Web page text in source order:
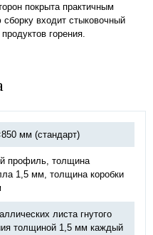
покрыта практичным
входит стыковочный
горения.
мм (стандарт)
профиль, толщина
1,5 мм, толщина коробки
листа гнутого
толщиной 1,5 мм каждый